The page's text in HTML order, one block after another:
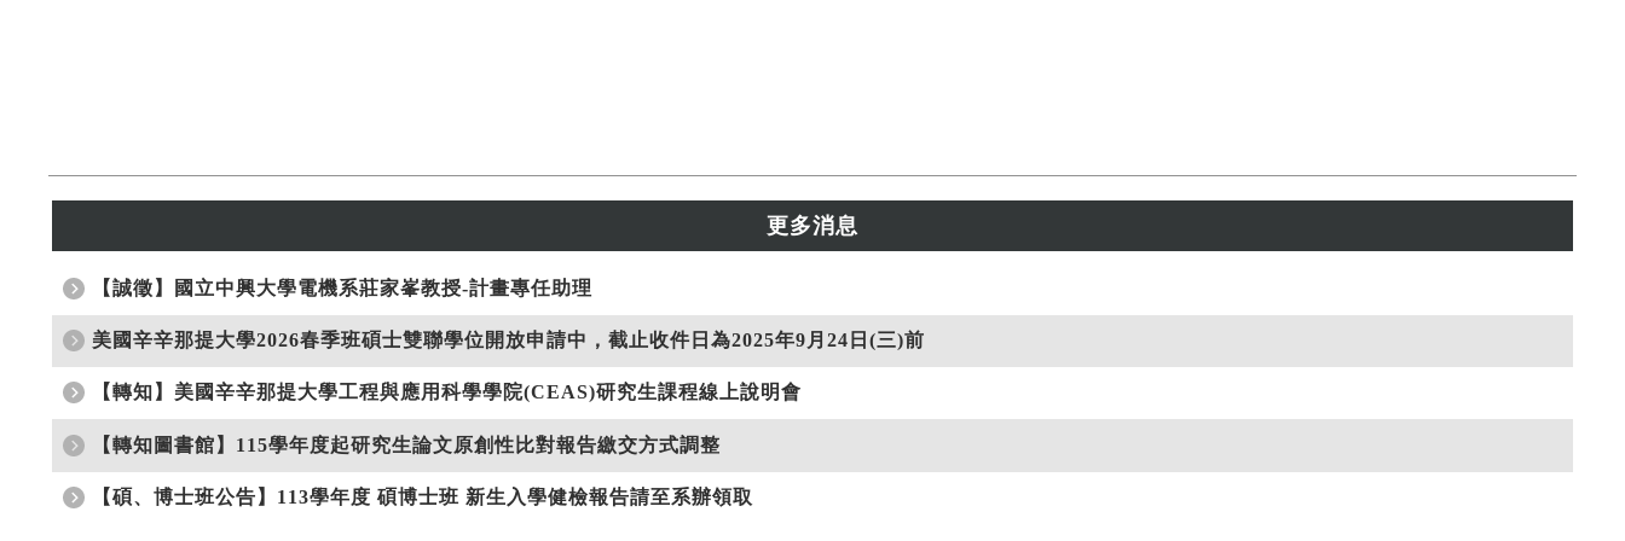
更多消息
【誠徵】國立中興大學電機系莊家峯教授-計畫專任助理
美國辛辛那提大學2026春季班碩士雙聯學位開放申請中，截止收件日為2025年9月24日(三)前
【轉知】美國辛辛那提大學工程與應用科學學院(CEAS)研究生課程線上說明會
【轉知圖書館】115學年度起研究生論文原創性比對報告繳交方式調整
【碩、博士班公告】113學年度 碩博士班 新生入學健檢報告請至系辦領取